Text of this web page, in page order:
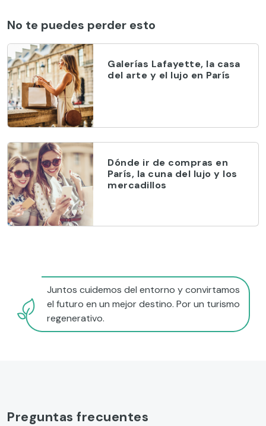
No te puedes perder esto
Galerías Lafayette, la casa
del arte y el lujo en París
Dónde ir de compras en
París, la cuna del lujo y los
mercadillos
Juntos cuidemos del entorno y convirtamos
el futuro en un mejor destino. Por un turismo
regenerativo.
Preguntas frecuentes